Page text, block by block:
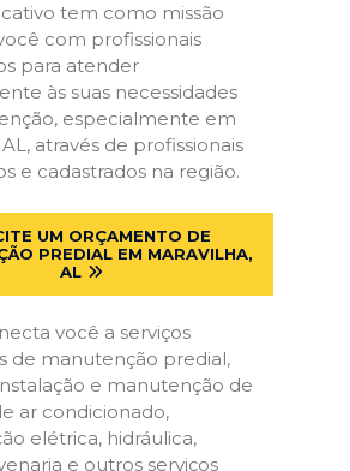
tem como missão
com profissionais
para atender
às suas necessidades
especialmente em
através de profissionais
e cadastrados na região.
UM ORÇAMENTO DE
PREDIAL EM MARAVILHA,
AL
você a serviços
de manutenção predial,
e manutenção de
ar condicionado,
elétrica, hidráulica,
e outros serviços